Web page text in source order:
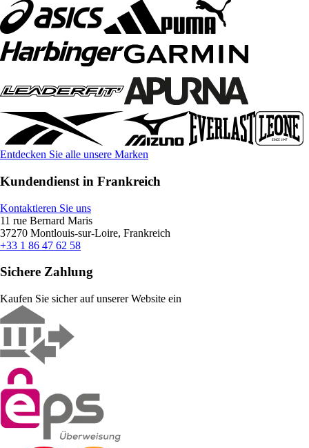
Entdecken Sie alle unsere Marken
Kundendienst in Frankreich
Kontaktieren Sie uns
11 rue Bernard Maris
37270 Montlouis-sur-Loire, Frankreich
+33 1 86 47 62 58
Sichere Zahlung
Kaufen Sie sicher auf unserer Website ein